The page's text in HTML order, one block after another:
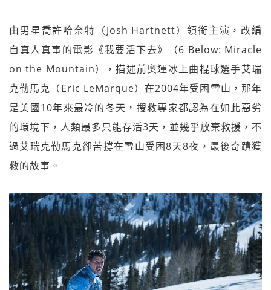
由男星喬許哈奈特（Josh Hartnett）領銜主演，改編
自真人真事的電影《我要活下去》（6 Below: Miracle
on the Mountain），描述前奧運冰上曲棍球選手艾瑞
克勒馬克（Eric LeMarque）在2004年受困雪山，那年
是美國10年來最冷的冬天，搜救專家都認為在如此惡劣
的環境下，人類最多只能存活3天，並幾乎放棄救援，不
過艾瑞克勒馬克卻苦撐在雪山受困8天8夜，最後奇蹟獲
救的故事。